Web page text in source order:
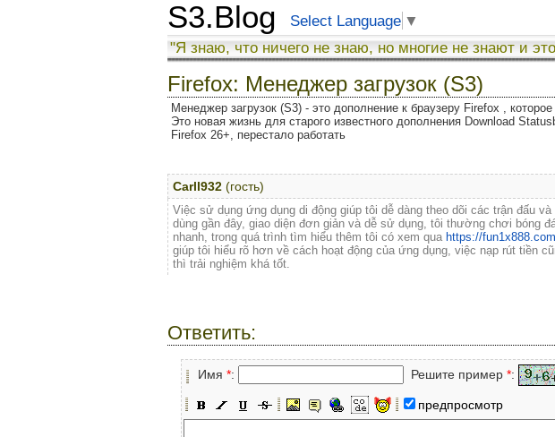
S3.Blog Select Language ▼
"Я знаю, что ничего не знаю, но многие не знают и
Firefox: Менеджер загрузок (S3)
Менеджер загрузок (S3) - это дополнение к браузеру Firefox ,
Это новая жизнь для старого известного дополнения Download
Firefox 26+, перестало работать
Carll932 (гость)
Việc sử dụng ứng dụng di động giúp tôi dễ dàng theo dõi các trận đấu
dùng gần đây, giao diện đơn giản và dễ sử dụng, tôi thường chơi bóng
nhanh, trong quá trình tìm hiểu thêm tôi có xem qua https://
giúp tôi hiểu rõ hơn về cách hoạt động của ứng dụng, việc nạp rút tiền
thì trải nghiệm khá tốt.
Ответить:
Имя *: Решите пример *:
предпросмотр